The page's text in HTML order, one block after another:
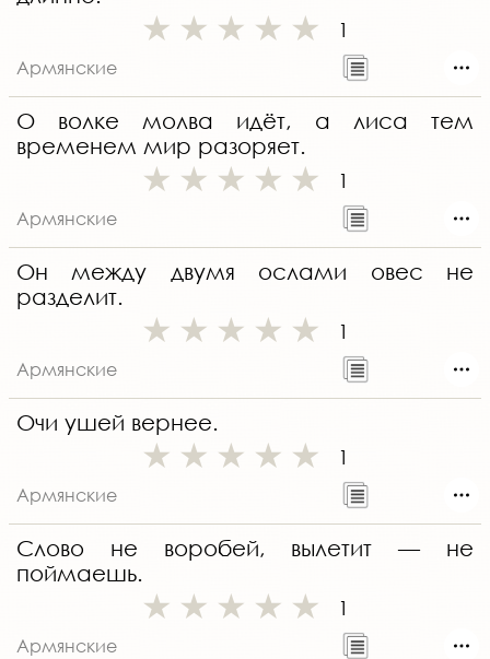
1
Армянские
О волке молва идёт, а лиса тем
временем мир разоряет.
1
Армянские
Он между двумя ослами овес не
разделит.
1
Армянские
Очи ушей вернее.
1
Армянские
Слово не воробей, вылетит — не
поймаешь.
1
Армянские